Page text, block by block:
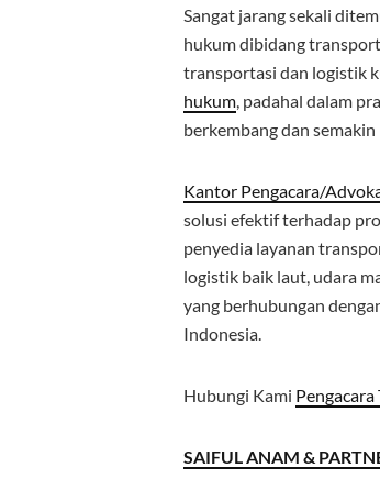
Sangat jarang sekali
hukum dibidang
transportasi dan logistik
hukum, padahal dalam
berkembang dan
Kantor Pengacara/
solusi efektif terhadap
penyedia layanan
logistik baik laut, udara
yang berhubungan
Indonesia.
Hubungi Kami
SAIFUL ANAM &